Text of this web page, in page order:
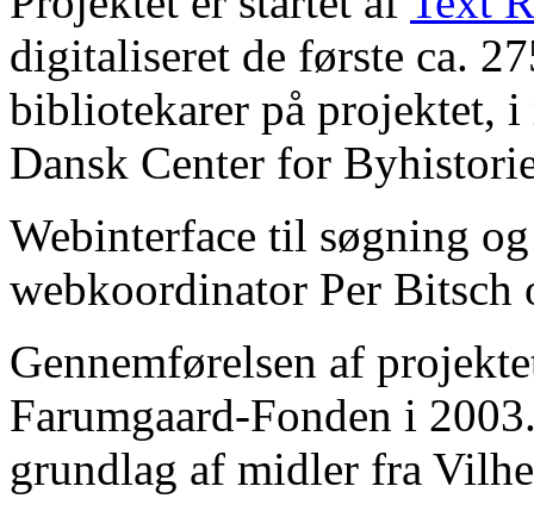
digitaliseret de første ca.
bibliotekarer på projektet, i
Dansk Center for
Webinterface til søgning
webkoordinator Per Bitsch
Gennemførelsen af
Farumgaard-Fonden i
grundlag af midler fra